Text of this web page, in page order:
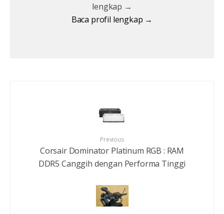
lengkap →
Baca profil lengkap →
Previous
Corsair Dominator Platinum RGB : RAM
DDR5 Canggih dengan Performa Tinggi